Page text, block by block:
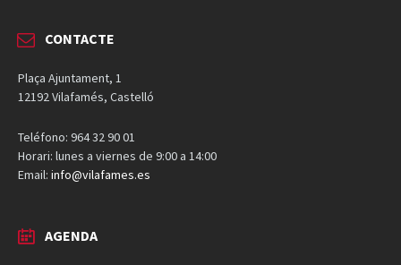
CONTACTE
Plaça Ajuntament, 1
12192 Vilafamés, Castelló
Teléfono: 964 32 90 01
Horari: lunes a viernes de 9:00 a 14:00
Email: info@vilafames.es
AGENDA